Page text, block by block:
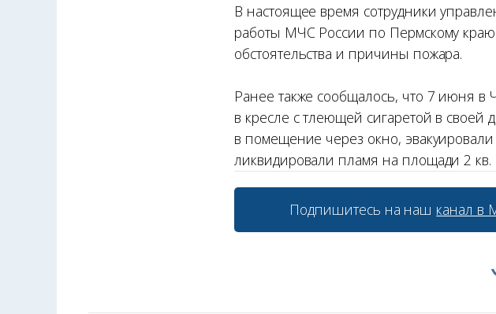
В настоящее время сотрудники
работы МЧС России по Пермскому краю
обстоятельства и причины пожара.
Ранее также сообщалось, что 7 июня в
в кресле с тлеющей сигаретой в своей
в помещение через окно,
ликвидировали пламя на площади 2 кв.
Подпишитесь на наш канал в